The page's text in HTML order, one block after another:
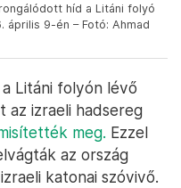
híd a Litáni folyó
április 9-én – Fotó: Ahmad
Litáni folyón lévő
az izraeli hadsereg
meg. Ezzel
az ország
katonai szóvivő.